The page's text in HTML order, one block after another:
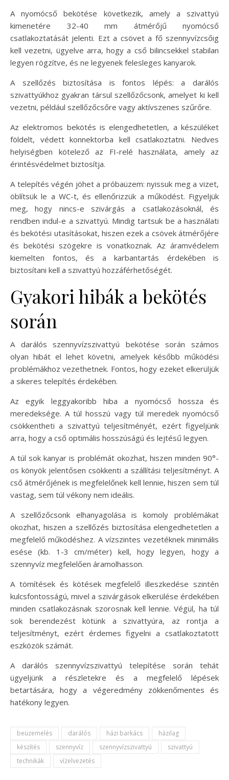
A nyomócső bekötése következik, amely a szivattyú
kimenetére 32-40 mm átmérőjű nyomócső
csatlakoztatását jelenti. Ezt a csövet a fő szennyvízcsőig
kell vezetni, ügyelve arra, hogy a cső bilincsekkel stabilan
legyen rögzítve, és ne legyenek felesleges kanyarok.
A szellőzés biztosítása is fontos lépés: a darálós
szivattyúkhoz gyakran társul szellőzőcsonk, amelyet ki kell
vezetni, például szellőzőcsőre vagy aktívszenes szűrőre.
Az elektromos bekötés is elengedhetetlen, a készüléket
földelt, védett konnektorba kell csatlakoztatni. Nedves
helyiségben kötelező az FI-relé használata, amely az
érintésvédelmet biztosítja.
A telepítés végén jöhet a próbaüzem: nyissuk meg a vizet,
öblítsük le a WC-t, és ellenőrizzük a működést. Figyeljük
meg, hogy nincs-e szivárgás a csatlakozásoknál, és
rendben indul-e a szivattyú. Mindig tartsuk be a használati
és bekötési utasításokat, hiszen ezek a csövek átmérőjére
és bekötési szögekre is vonatkoznak. Az áramvédelem
kiemelten fontos, és a karbantartás érdekében is
biztosítani kell a szivattyú hozzáférhetőségét.
Gyakori hibák a bekötés
során
A darálós szennyvízszivattyú bekötése során számos
olyan hibát el lehet követni, amelyek később működési
problémákhoz vezethetnek. Fontos, hogy ezeket elkerüljük
a sikeres telepítés érdekében.
Az egyik leggyakoribb hiba a nyomócső hossza és
meredeksége. A túl hosszú vagy túl meredek nyomócső
csökkentheti a szivattyú teljesítményét, ezért figyeljünk
arra, hogy a cső optimális hosszúságú és lejtésű legyen.
A túl sok kanyar is problémát okozhat, hiszen minden 90°-
os könyök jelentősen csökkenti a szállítási teljesítményt. A
cső átmérőjének is megfelelőnek kell lennie, hiszen sem túl
vastag, sem túl vékony nem ideális.
A szellőzőcsonk elhanyagolása is komoly problémákat
okozhat, hiszen a szellőzés biztosítása elengedhetetlen a
megfelelő működéshez. A vízszintes vezetéknek minimális
esése (kb. 1-3 cm/méter) kell, hogy legyen, hogy a
szennyvíz megfelelően áramolhasson.
A tömítések és kötések megfelelő illeszkedése szintén
kulcsfontosságú, mivel a szivárgások elkerülése érdekében
minden csatlakozásnak szorosnak kell lennie. Végül, ha túl
sok berendezést kötünk a szivattyúra, az rontja a
teljesítményt, ezért érdemes figyelni a csatlakoztatott
eszközök számát.
A darálós szennyvízszivattyú telepítése során tehát
ügyeljünk a részletekre és a megfelelő lépések
betartására, hogy a végeredmény zökkenőmentes és
hatékony legyen.
beüzemelés darálós házi barkács
házilag
készítés
szennyvíz szennyvízszivattyú
szivattyú
technikák
vízelvezetés